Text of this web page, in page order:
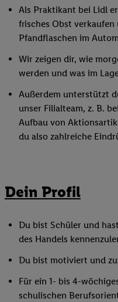
Als Praktikant bei Lidl
frisches Obst
Pfandflaschen im
Wir zeigen dir, wie
werden und was im
Außerdem unterstützt
unser Filialteam, z. B.
Aufbau von
du also zahlreiche
Dein Profil
Du bist Schüler und
des Handels
Du bist motiviert und
Für ein 1- bis 4-
schulischen